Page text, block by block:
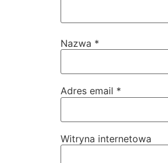
Nazwa *
Adres email *
Witryna internetowa